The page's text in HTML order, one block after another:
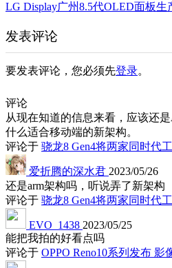
LG Display广州8.5代OLED面板
发表评论
要发表评论，您必须先登录。
评论
从现在知道的信息来看，应该还
什么适合移动端的新架构。
评论于 骁龙8 Gen4将两家同时代
爱折腾的深水君 2023/05/26
还是arm架构吗，听说弄了新架构
评论于 骁龙8 Gen4将两家同时代
EVO_1438 2023/05/25
能把我拍的好看点吗
评论于 OPPO Reno10系列发布 影